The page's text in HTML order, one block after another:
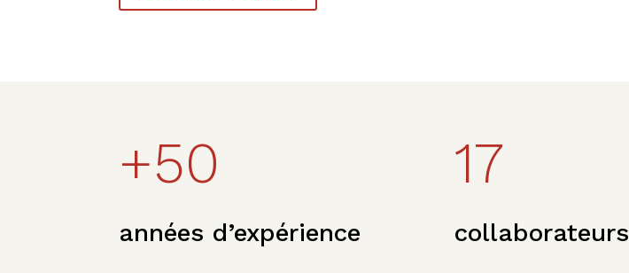
+50
années d’expérience
17
collaborateurs